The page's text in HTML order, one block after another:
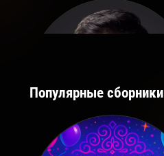
Популярные сборники